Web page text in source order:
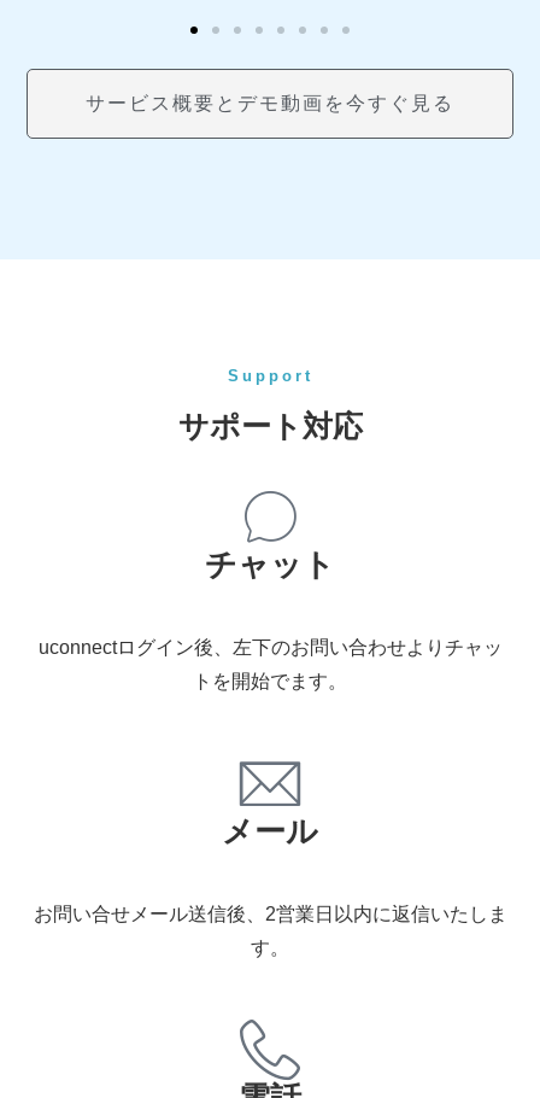
サービス概要とデモ動画を今すぐ見る
Support
サポート対応
チャット
uconnectログイン後、左下のお問い合わせよりチャッ
トを開始でます。
メール
お問い合せメール送信後、2営業日以内に返信いたしま
す。